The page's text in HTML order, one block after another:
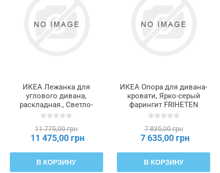
ИКЕА Лежанка для
углового дивана,
раскладная., Светло-
серый FRIHETEN
11 775,00 грн
11 475,00 грн
В КОРЗИНУ
ИКЕА Опора для дивана-
кровати, Ярко-серый
фарингит FRIHETEN
ФРИХЕТЭН, 605.594.72
7 835,00 грн
7 635,00 грн
В КОРЗИНУ